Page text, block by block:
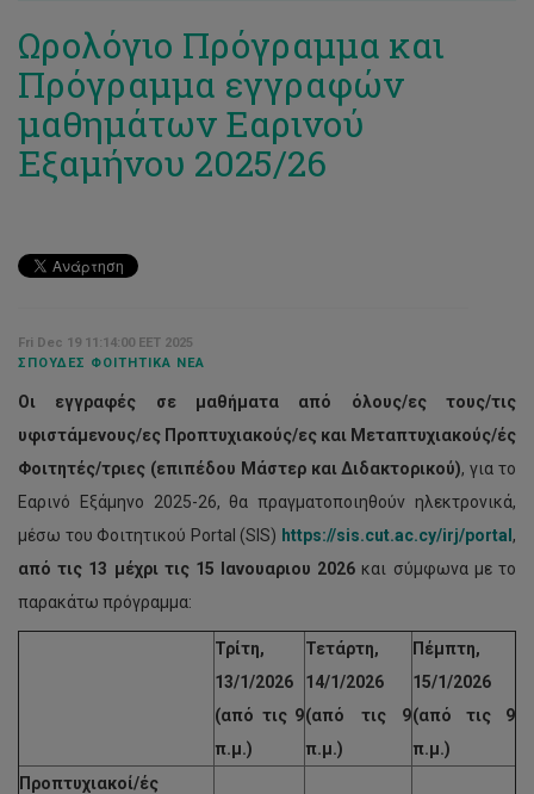
Ωρολόγιο Πρόγραμμα και
Πρόγραμμα εγγραφών
μαθημάτων Εαρινού
Εξαμήνου 2025/26
Fri Dec 19 11:14:00 EET 2025
ΣΠΟΥΔΈΣ ΦΟΙΤΗΤΙΚΆ ΝΈΑ
Οι εγγραφές σε μαθήματα από όλους/ες τους/τις
υφιστάμενους/ες Προπτυχιακούς/ες και Μεταπτυχιακούς/ές
Φοιτητές/τριες (επιπέδου Μάστερ και Διδακτορικού), για το
Εαρινό Εξάμηνο 2025-26, θα πραγματοποιηθούν ηλεκτρονικά,
μέσω του Φοιτητικού Portal (SIS) https://sis.cut.ac.cy/irj/portal ,
από τις 13 μέχρι τις 15 Ιανουαριου 2026 και σύμφωνα με το
παρακάτω πρόγραμμα:
Τρίτη,
13/1/2026
(από τις 9
π.μ.)
Τετάρτη,
14/1/2026
(από τις 9
π.μ.)
Πέμπτη,
15/1/2026
(από τις 9
π.μ.)
Προπτυχιακοί/ές